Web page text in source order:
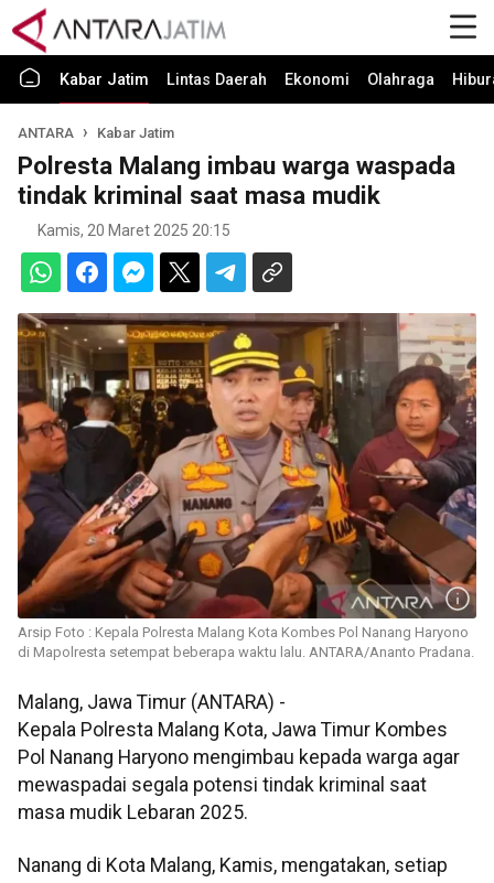
Kabar Jatim Lintas Daerah Ekonomi Olahraga
ANTARA Kabar Jatim
Polresta Malang imbau warga waspada
tindak kriminal saat masa mudik
Kamis, 20 Maret 2025 20:15
Arsip Foto : Kepala Polresta Malang Kota Kombes Pol Nanang Haryono
di Mapolresta setempat beberapa waktu lalu. ANTARA/Ananto Pradana.
Malang, Jawa Timur (ANTARA) -
Kepala Polresta Malang Kota, Jawa Timur Kombes
Pol Nanang Haryono mengimbau kepada warga agar
mewaspadai segala potensi tindak kriminal saat
masa mudik Lebaran 2025.
Nanang di Kota Malang, Kamis, mengatakan, setiap